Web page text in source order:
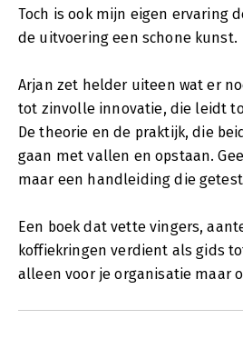
Toch is ook mijn eigen ervaring
de uitvoering een schone kunst.
Arjan zet helder uiteen wat er
tot zinvolle innovatie, die leidt
De theorie en de praktijk, die
gaan met vallen en opstaan.
maar een handleiding die
Een boek dat vette vingers,
koffiekringen verdient als gids
alleen voor je organisatie maar